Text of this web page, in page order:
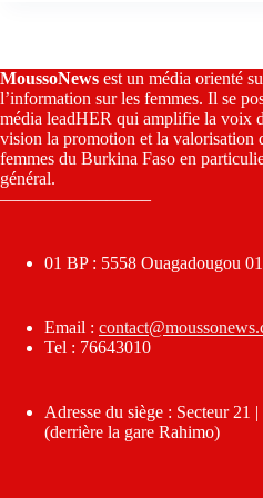
MoussoNews est un média orienté
l’information sur les femmes. Il se
média leadHER qui amplifie la voix
vision la promotion et la valorisation
femmes du Burkina Faso en
général.
————————–
01 BP : 5558 Ouagadougou 01
Email :
Tel : 76643010
Adresse du siège : Secteur 21
(derrière la gare Rahimo)